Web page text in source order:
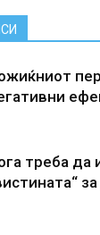
треба да